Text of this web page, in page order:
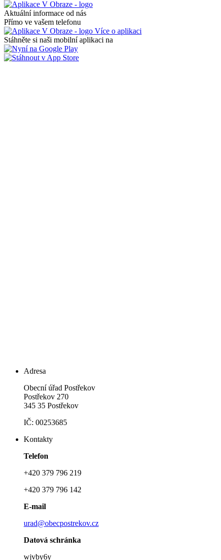
Aktuální informace od nás
Přímo ve vašem telefonu
Více o aplikaci
Stáhněte si naši mobilní aplikaci na
Adresa
Obecní úřad Postřekov
Postřekov 270
345 35 Postřekov
IČ: 00253685
Kontakty
Telefon
+420 379 796 219
+420 379 796 142
E-mail
urad@obecpostrekov.cz
Datová schránka
wjvby6y